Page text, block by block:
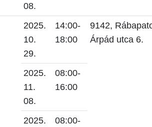
08.
2025.
10.
29.
14:00-
18:00
9142,
Árpád utca 6.
2025.
11.
08.
08:00-
16:00
2025.
08:00-